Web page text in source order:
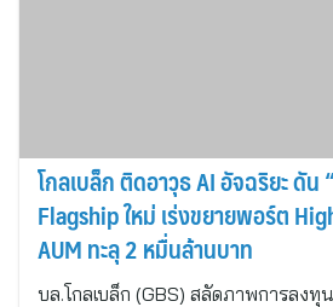
โกลเบล็ก ติดอาวุธ AI อัจฉริยะ ดัน
Flagship ใหม่ เร่งขยายพอร์ต
AUM ทะลุ 2 หมื่นล้านบาท
บล.โกลเบล็ก (GBS) สลัดภาพการลงทุ